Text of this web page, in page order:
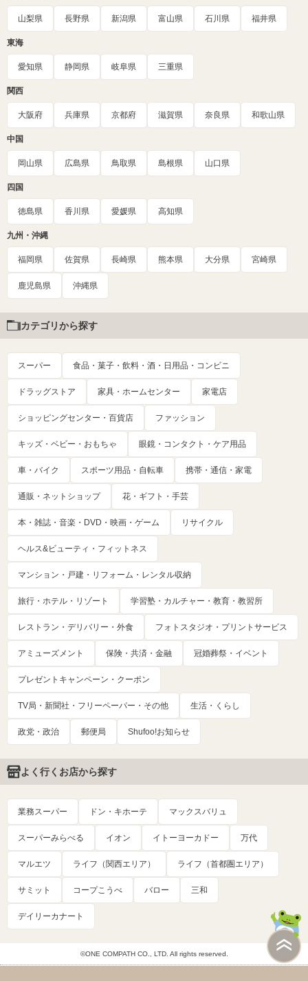
山梨県 長野県 新潟県 富山県 石川県 福井県
東海
愛知県 静岡県 岐阜県 三重県
関西
大阪府 兵庫県 京都府 滋賀県 奈良県 和歌山県
中国
岡山県 広島県 鳥取県 島根県 山口県
四国
徳島県 香川県 愛媛県 高知県
九州・沖縄
福岡県 佐賀県 長崎県 熊本県 大分県 宮崎県
鹿児島県 沖縄県
カテゴリから探す
スーパー 食品・菓子・飲料・酒・日用品・コンビニ
ドラッグストア 家具・ホームセンター 家電店
ショッピングセンター・百貨店 ファッション
キッズ・ベビー・おもちゃ 眼鏡・コンタクト・ケア用品
車・バイク スポーツ用品・自転車 携帯・通信・家電
通販・ネットショップ 花・ギフト・手芸
本・雑誌・音楽・DVD・映画・ゲーム リサイクル
ヘルス&ビューティ・フィットネス
マンション・戸建・リフォーム・レンタル収納
旅行・ホテル・リゾート 学習塾・カルチャー・教育・教習所
レストラン・デリバリー・外食 フォトスタジオ・プリントサービス
アミューズメント 保険・共済・金融 冠婚葬祭・イベント
プレゼントキャンペーン・クーポン
TV局・新聞社・フリーペーパー・その他 生活・くらし
政党・政治 郵便局 Shufoo!お知らせ
よく行くお店から探す
業務スーパー ドン・キホーテ マックスバリュ
スーパーみらべる イオン イトーヨーカドー 万代
マルエツ ライフ（関西エリア） ライフ（首都圏エリア）
サミット コープこうべ バロー 三和
デイリーカナート
©ONE COMPATH CO., LTD. All rights reserved.